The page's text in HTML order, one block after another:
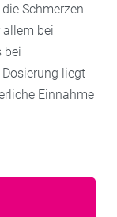
Schmerzen
bei
bei
liegt
Einnahme